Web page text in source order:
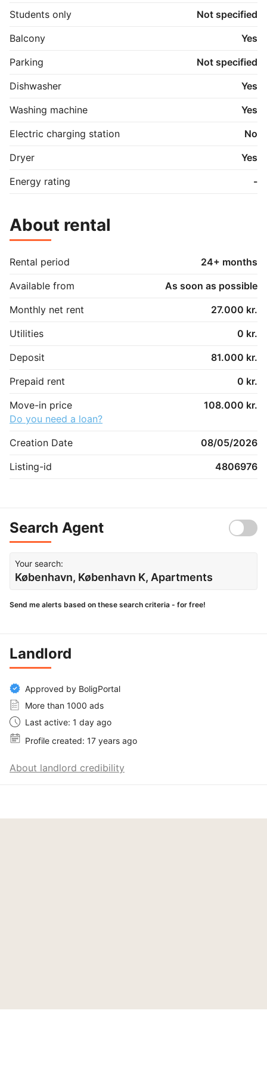
og udsigten kan nydes hele dagen. Tagterrassen er en
fælles terrasse for beboerne i ejendommen.
Udlejes kun til internationale lejere.
Students only
Not specified
Balcony
Yes
Parking
Not specified
Dishwasher
Yes
Washing machine
Yes
Electric charging station
No
Dryer
Yes
Energy rating
-
About rental
Rental period
24+ months
Available from
As soon as possible
Monthly net rent
27.000 kr.
Utilities
0 kr.
Deposit
81.000 kr.
Prepaid rent
0 kr.
Move-in price
108.000 kr.
Do you need a loan?
Creation Date
08/05/2026
Listing-id
4806976
Search Agent
Your search:
København, København K, Apartments
Send me alerts based on these search criteria - for free!
Landlord
Approved by BoligPortal
More than 1000 ads
Last active: 1 day ago
Profile created: 17 years ago
About landlord credibility